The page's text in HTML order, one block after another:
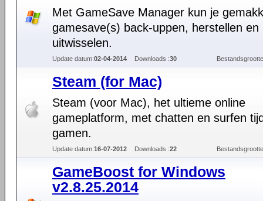
Met GameSave Manager kun je
gamesave(s) back-uppen, herstellen en
uitwisselen.
Update datum:02-04-2014 Downloads :30
Steam (for Mac)
Steam (voor Mac), het ultieme online
gameplatform, met chatten en surfen
gamen.
Update datum:16-07-2012 Downloads :22
GameBoost for Windows
v2.8.25.2014